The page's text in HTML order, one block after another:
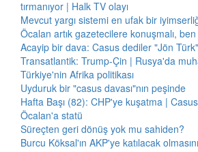
tırmanıyor | Halk TV olayı
Mevcut yargı sistemi en ufak bir
Öcalan artık gazetecilere konuşmalı,
Acayip bir dava: Casus dediler "Jön Türk"
Transatlantik: Trump-Çin | Rusya'da
Türkiye'nin Afrika politikası
Uyduruk bir "casus davası"nın peşinde
Hafta Başı (82): CHP'ye kuşatma |
Öcalan'a statü
Süreçten geri dönüş yok mu sahiden?
Burcu Köksal'ın AKP'ye katılacak